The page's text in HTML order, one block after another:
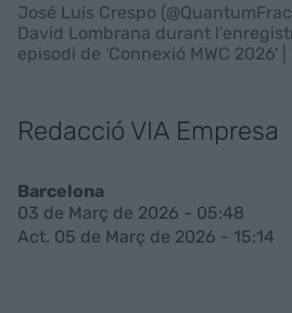
José Luis Crespo
David Lombrana durant
episodi de 'Connexió MWC 2026' |
Redacció VIA Empresa
Barcelona
03 de Març de 2026 - 05:48
Act. 05 de Març de 2026 - 15:14